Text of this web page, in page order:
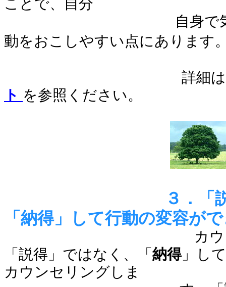
ことで、自分
自身で
動をおこしやすい点にあります
詳細は
ト を参照ください。
３．「
「納得」して行動の変容が
カウンセラーは
「説得」ではなく、「 納得」し
カウンセリングしま